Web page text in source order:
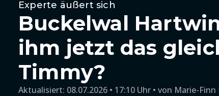
Experte äußert sich
Buckelwal
ihm jetzt das
Timmy?
Aktualisiert: 08.07.2026 • 17:10 Uhr von Marie-Finn